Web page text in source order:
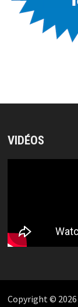
VIDÉOS
Copyright © 2026